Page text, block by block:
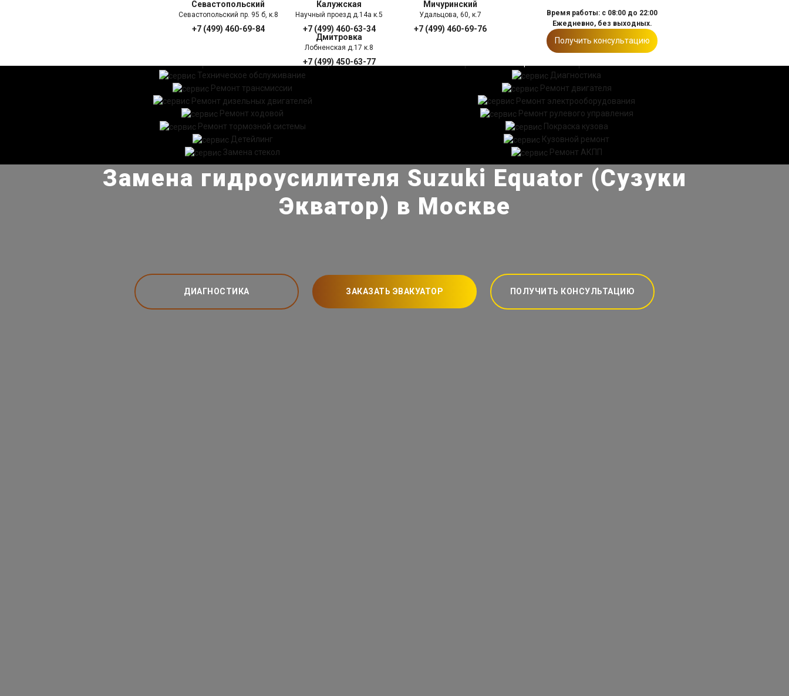
Севастопольский
Севастопольский пр. 95 б, к.8
+7 (499) 460-69-84
Калужская
Научный проезд д.14а к.5
+7 (499) 460-63-34
Мичуринский
Удальцова, 60, к.7
+7 (499) 460-69-76
Дмитровка
Лобненская д.17 к.8
+7 (499) 450-63-77
Время работы: с 08:00 до 22:00
Ежедневно, без выходных.
Получить консультацию
ПРАЙС ЛИСТ
Техническое обслуживание
Диагностика
Ремонт трансмиссии
Ремонт двигателя
Ремонт дизельных двигателей
Ремонт электрооборудования
Ремонт ходовой
Ремонт рулевого управления
Ремонт тормозной системы
Покраска кузова
Детейлинг
Кузовной ремонт
Замена стекол
Ремонт АКПП
Замена гидроусилителя Suzuki Equator (Сузуки
Экватор) в Москве
ДИАГНОСТИКА ЗАКАЗАТЬ ЭВАКУАТОР ПОЛУЧИТЬ КОНСУЛЬТАЦИЮ